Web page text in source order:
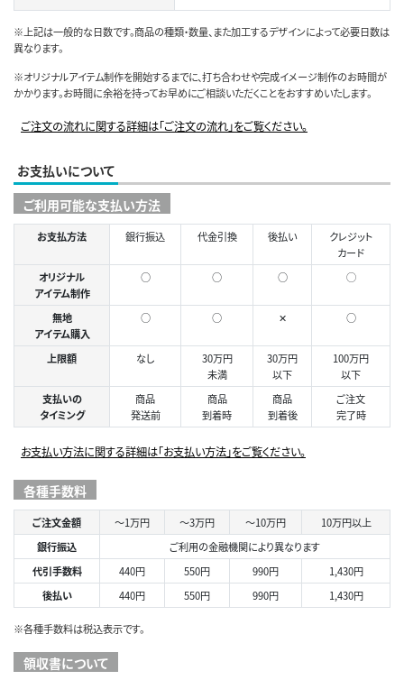
※上記は一般的な日数です。商品の種類・数量、また加工するデザインによって必要日数は
異なります。
※オリジナルアイテム制作を開始するまでに、打ち合わせや完成イメージ制作のお時間が
かかります。お時間に余裕を持ってお早めにご相談いただくことをおすすめいたします。
ご注文の流れに関する詳細は「ご注文の流れ」をご覧ください。
お支払いについて
ご利用可能な支払い方法
お支払方法 銀行振込 代金引換 後払い
クレジット
カード
オリジナル
アイテム制作
○ ○ ○ ◯
無地
アイテム購入
○ ○ ✕ ○
上限額 なし
30万円
未満
30万円
以下
100万円
以下
支払いの
タイミング
商品
発送前
商品
到着時
商品
到着後
ご注文
完了時
お支払い方法に関する詳細は「お支払い方法」をご覧ください。
各種手数料
ご注文金額 ～1万円 ～3万円 ～10万円
10万円以上
銀行振込
ご利用の金融機関により異なります
代引手数料
440円 550円 990円
1,430円
後払い
440円 550円 990円 1,430円
※各種手数料は税込表示です。
領収書について